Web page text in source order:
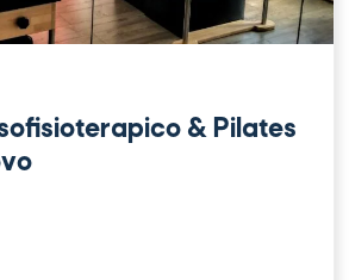
& Pilates